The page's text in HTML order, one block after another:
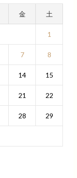
金 土
1
7 8
14 15
21 22
28 29